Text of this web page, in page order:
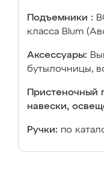
Подъемники :
класса Blum
Аксессуары:
бутылочницы,
Пристеночный
навески,
Ручки: по